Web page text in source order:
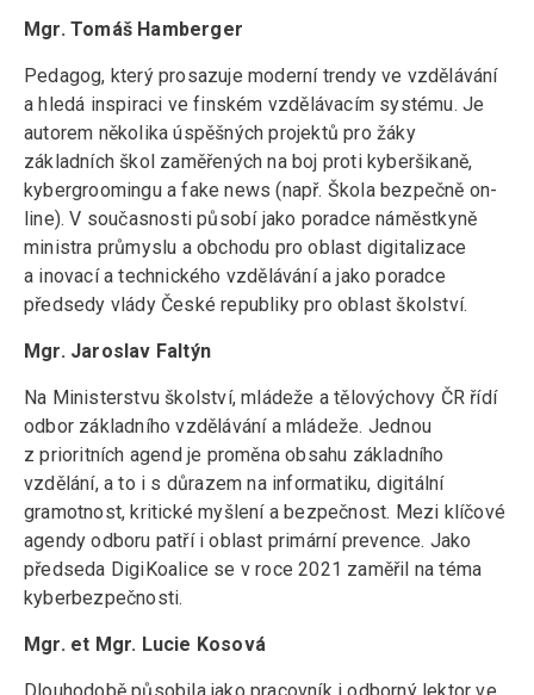
Mgr. Tomáš Hamberger
Pedagog, který prosazuje moderní trendy ve vzdělávání
a hledá inspiraci ve finském vzdělávacím systému. Je
autorem několika úspěšných projektů pro žáky
základních škol zaměřených na boj proti kyberšikaně,
kybergroomingu a fake news (např. Škola bezpečně on-
line). V současnosti působí jako poradce náměstkyně
ministra průmyslu a obchodu pro oblast digitalizace
a inovací a technického vzdělávání a jako poradce
předsedy vlády České republiky pro oblast školství.
Mgr. Jaroslav Faltýn
Na Ministerstvu školství, mládeže a tělovýchovy ČR řídí
odbor základního vzdělávání a mládeže. Jednou
z prioritních agend je proměna obsahu základního
vzdělání, a to i s důrazem na informatiku, digitální
gramotnost, kritické myšlení a bezpečnost. Mezi klíčové
agendy odboru patří i oblast primární prevence. Jako
předseda DigiKoalice se v roce 2021 zaměřil na téma
kyberbezpečnosti.
Mgr. et Mgr. Lucie Kosová